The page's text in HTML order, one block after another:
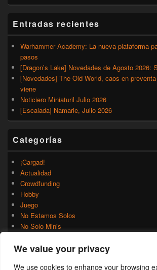
We value your privacy
We use cookies to enhance your browsing
Entradas recientes
Warhammer Academy: La nueva plataforma
pasos
[Dragon’s Lake] Novedades de Agosto 2026:
[Novedades] The Old World, caos en
viene
Noticiero Miniaturil Julio 2026
[Escalada] Namarie, Julio 2026
Categorías
¡Cargad!
Actualidad
Crowdfunding
Hobby
Juego
No Estamos Solos
No Solo Minis
Rumores